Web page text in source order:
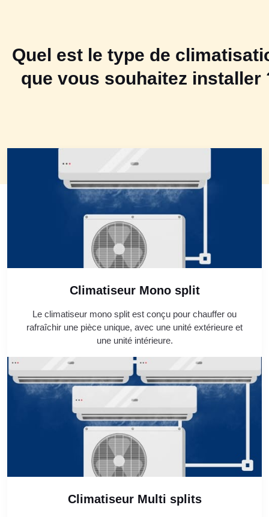
Quel est le type de
que vous souhaitez installer
Climatiseur Mono split
Le climatiseur mono split est conçu pour chauffer ou
rafraîchir une pièce unique, avec une unité extérieure et
une unité intérieure.
Climatiseur Multi splits